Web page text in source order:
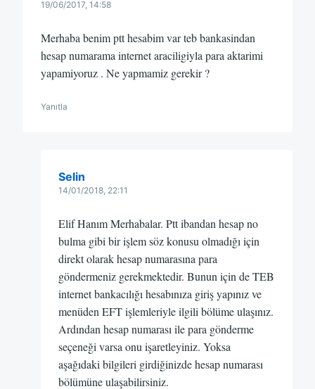
19/06/2017, 14:58
Merhaba benim ptt hesabim var teb bankasindan
hesap numarama internet araciligiyla para aktarimi
yapamiyoruz . Ne yapmamiz gerekir ?
Yanıtla
Selin
14/01/2018, 22:11
Elif Hanım Merhabalar. Ptt ibandan hesap no
bulma gibi bir işlem söz konusu olmadığı için
direkt olarak hesap numarasına para
göndermeniz gerekmektedir. Bunun için de TEB
internet bankacılığı hesabınıza giriş yapınız ve
menüden EFT işlemleriyle ilgili bölüme ulaşınız.
Ardından hesap numarası ile para gönderme
seçeneği varsa onu işaretleyiniz. Yoksa
aşağıdaki bilgileri girdiğinizde hesap numarası
bölümüne ulaşabilirsiniz.